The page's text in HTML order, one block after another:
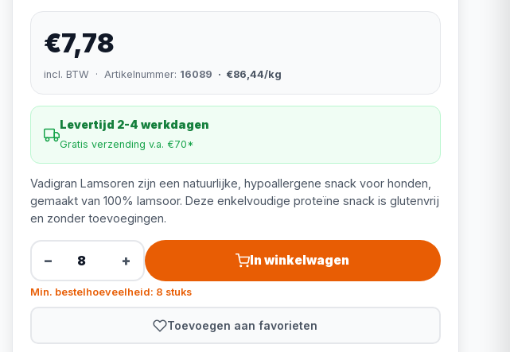
€7,78
incl. BTW · Artikelnummer: 16089 · €86,44/kg
Levertijd 2-4 werkdagen
Gratis verzending v.a. €70*
Vadigran Lamsoren zijn een natuurlijke, hypoallergene snack voor honden,
gemaakt van 100% lamsoor. Deze enkelvoudige proteïne snack is glutenvrij
en zonder toevoegingen.
− + In winkelwagen
Min. bestelhoeveelheid: 8 stuks
Toevoegen aan favorieten